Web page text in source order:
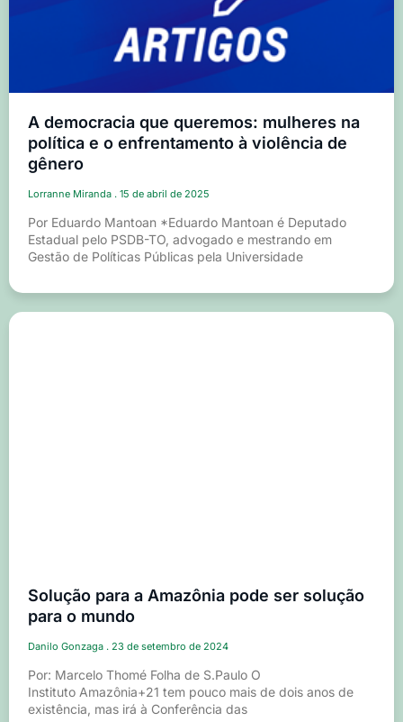
A democracia que queremos: mulheres na
política e o enfrentamento à violência de
gênero
Lorranne Miranda 15 de abril de 2025
Por Eduardo Mantoan *Eduardo Mantoan é Deputado
Estadual pelo PSDB-TO, advogado e mestrando em
Gestão de Políticas Públicas pela Universidade
Solução para a Amazônia pode ser solução
para o mundo
Danilo Gonzaga 23 de setembro de 2024
Por: Marcelo Thomé Folha de S.Paulo O
Instituto Amazônia+21 tem pouco mais de dois anos de
existência, mas irá à Conferência das